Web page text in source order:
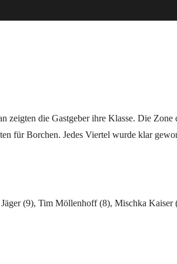
zeigten die Gastgeber ihre Klasse. Die Zone
für Borchen. Jedes Viertel wurde klar
(9), Tim Möllenhoff (8), Mischka Kaiser